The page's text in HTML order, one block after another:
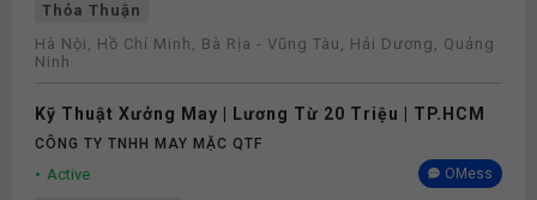
Thỏa Thuận
Hà Nội, Hồ Chí Minh, Bà Rịa - Vũng Tàu, Hải Dương, Quảng
Ninh
Kỹ Thuật Xưởng May | Lương Từ 20 Triệu | TP.HCM
CÔNG TY TNHH MAY MẶC QTF
Active OMess